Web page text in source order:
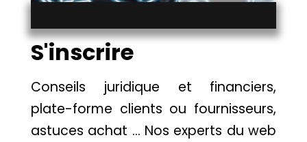
S'inscrire
Conseils juridique et financiers,
plate-forme clients ou fournisseurs,
astuces achat … Nos experts du web